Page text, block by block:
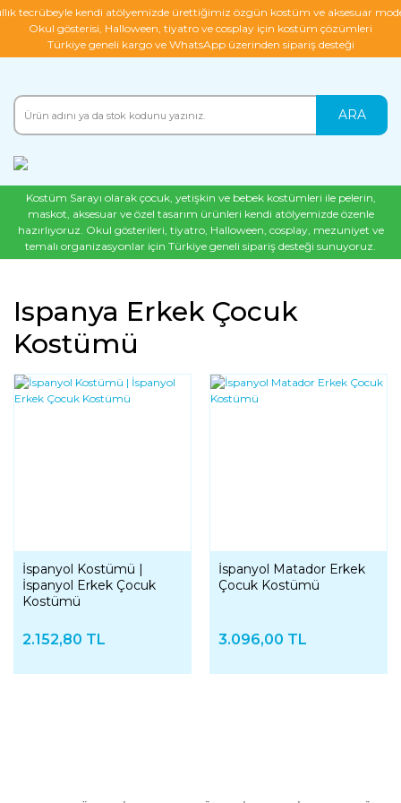
tecrübeyle kendi atölyemizde ürettiğimiz özgün kostüm ve aksesuar
Okul gösterisi, Halloween, tiyatro ve cosplay için kostüm çözümleri
Türkiye geneli kargo ve WhatsApp üzerinden sipariş desteği
ARA
Kostüm Sarayı olarak çocuk, yetişkin ve bebek kostümleri ile pelerin,
maskot, aksesuar ve özel tasarım ürünleri kendi atölyemizde özenle
hazırlıyoruz. Okul gösterileri, tiyatro, Halloween, cosplay, mezuniyet ve
temalı organizasyonlar için Türkiye geneli sipariş desteği sunuyoruz.
Ispanya Erkek Çocuk
Kostümü
İspanyol Kostümü |
İspanyol Erkek Çocuk
Kostümü
2.152,80 TL
İspanyol Matador Erkek
Çocuk Kostümü
3.096,00 TL